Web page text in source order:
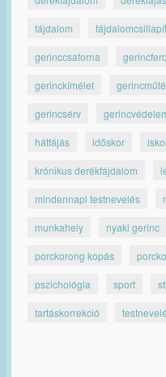
fájdalom
gerinccsatorna
gerinckímélet
gerincsérv
hátfájás időskor
krónikus derékfájdalom
mindennapi testnevelés
munkahely nyaki gerinc
porckorong kopás
pszichológia sport
tartáskorrekció